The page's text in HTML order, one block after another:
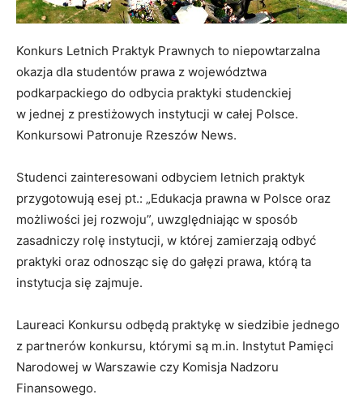
Konkurs Letnich Praktyk Prawnych to niepowtarzalna
okazja dla studentów prawa z województwa
podkarpackiego do odbycia praktyki studenckiej
w jednej z prestiżowych instytucji w całej Polsce.
Konkursowi Patronuje Rzeszów News.
Studenci zainteresowani odbyciem letnich praktyk
przygotowują esej pt.: „Edukacja prawna w Polsce oraz
możliwości jej rozwoju”, uwzględniając w sposób
zasadniczy rolę instytucji, w której zamierzają odbyć
praktyki oraz odnosząc się do gałęzi prawa, którą ta
instytucja się zajmuje.
Laureaci Konkursu odbędą praktykę w siedzibie jednego
z partnerów konkursu, którymi są m.in. Instytut Pamięci
Narodowej w Warszawie czy Komisja Nadzoru
Finansowego.